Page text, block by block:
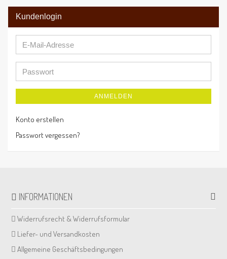
Kundenlogin
ANMELDEN
Konto erstellen
Passwort vergessen?
INFORMATIONEN
Widerrufsrecht & Widerrufsformular
Liefer- und Versandkosten
Allgemeine Geschäftsbedingungen